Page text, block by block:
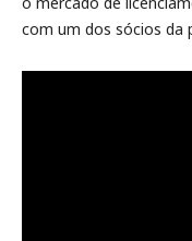
com um dos sócios da